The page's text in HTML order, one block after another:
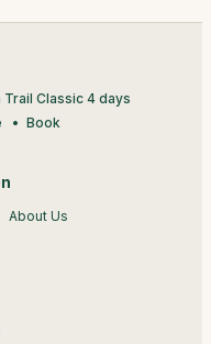
Trail Classic 4 days
Book
About Us